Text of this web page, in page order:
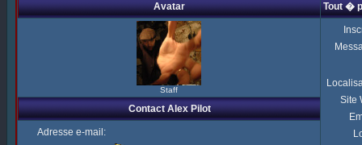
Avatar Tout �
Staff
Site
Contact Alex Pilot
Adresse e-mail: